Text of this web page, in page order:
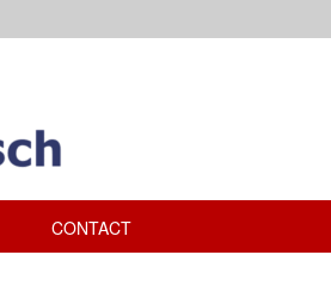
CONTACT